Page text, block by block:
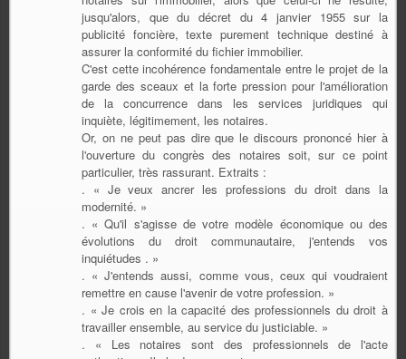
jusqu'alors, que du décret du 4 janvier 1955 sur la
publicité foncière, texte purement technique destiné à
assurer la conformité du fichier immobilier.
C'est cette incohérence fondamentale entre le projet de la
garde des sceaux et la forte pression pour l'amélioration
de la concurrence dans les services juridiques qui
inquiète, légitimement, les notaires.
Or, on ne peut pas dire que le discours prononcé hier à
l'ouverture du congrès des notaires soit, sur ce point
particulier, très rassurant. Extraits :
. « Je veux ancrer les professions du droit dans la
modernité. »
. « Qu'il s'agisse de votre modèle économique ou des
évolutions du droit communautaire, j'entends vos
inquiétudes . »
. « J'entends aussi, comme vous, ceux qui voudraient
remettre en cause l'avenir de votre profession. »
. « Je crois en la capacité des professionnels du droit à
travailler ensemble, au service du justiciable. »
. « Les notaires sont des professionnels de l'acte